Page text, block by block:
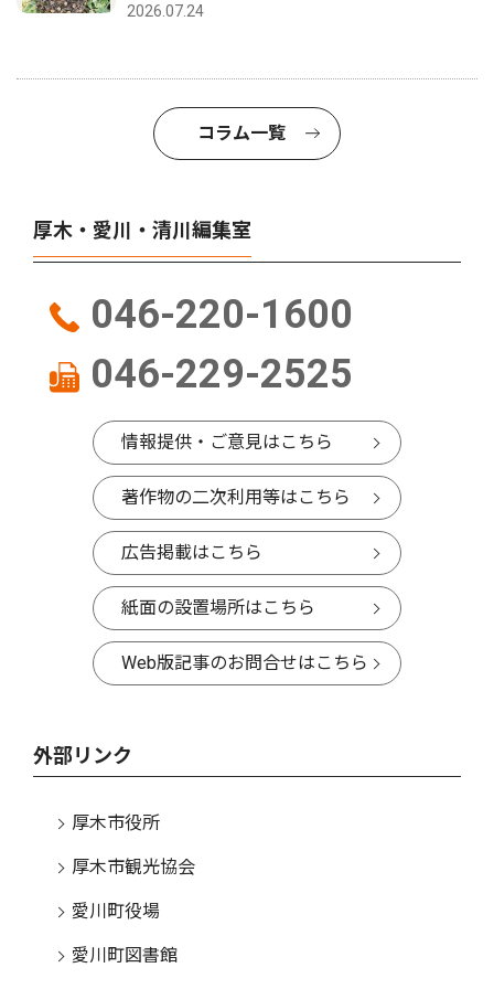
2026.07.24
コラム一覧
厚木・愛川・清川編集室
046-220-1600
046-229-2525
情報提供・ご意見はこちら
著作物の二次利用等はこちら
広告掲載はこちら
紙面の設置場所はこちら
Web版記事のお問合せはこちら
外部リンク
厚木市役所
厚木市観光協会
愛川町役場
愛川町図書館